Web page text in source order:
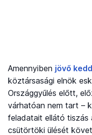
Amennyiben jövő
köztársasági elnök
Országgyűlés előtt,
várhatóan nem tart –
feladatait ellátó tiszás
csütörtöki ülését